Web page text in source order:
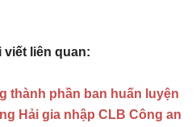
viết liên quan:
thành phần ban huấn luyện
Hải gia nhập CLB Công an